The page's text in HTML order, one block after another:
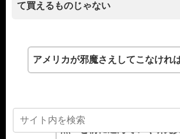
て買えるものじゃない
アメリカが邪魔さえしてこなけれ